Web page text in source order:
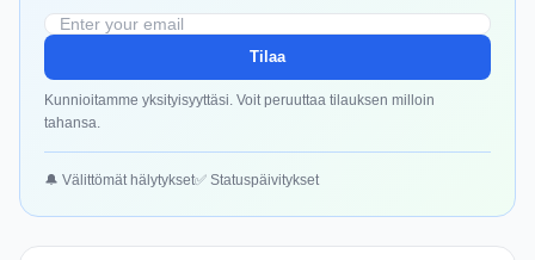
Tilaa
Kunnioitamme yksityisyyttäsi. Voit peruuttaa tilauksen milloin
tahansa.
🔔 Välittömät hälytykset✅ Statuspäivitykset